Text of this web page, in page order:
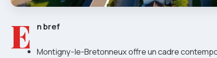
E n bref
Montigny-le-Bretonneux offre un cadre